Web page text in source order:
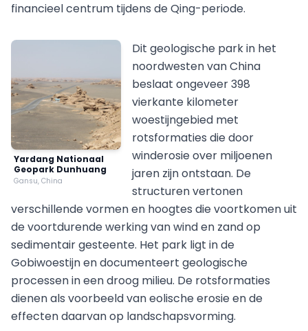
financieel centrum tijdens de Qing-periode.
Yardang Nationaal
Geopark Dunhuang
Gansu, China
Dit geologische park in het
noordwesten van China
beslaat ongeveer 398
vierkante kilometer
woestijngebied met
rotsformaties die door
winderosie over miljoenen
jaren zijn ontstaan. De
structuren vertonen
verschillende vormen en hoogtes die voortkomen uit
de voortdurende werking van wind en zand op
sedimentair gesteente. Het park ligt in de
Gobiwoestijn en documenteert geologische
processen in een droog milieu. De rotsformaties
dienen als voorbeeld van eolische erosie en de
effecten daarvan op landschapsvorming.